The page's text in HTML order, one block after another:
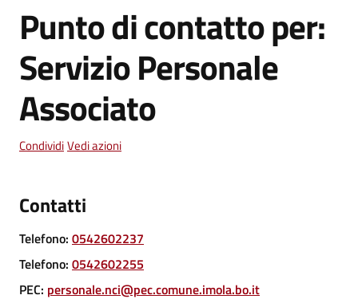
Amministrazione
Novità
Servizi
Castel
Guelfo
Salta al contenuto
Punto di contatto per:
Servizio Personale
Associato
CondividiVedi azioni
Contatti
Telefono: 0542602237
Telefono: 0542602255
PEC: personale.nci@pec.comune.imola.bo.it